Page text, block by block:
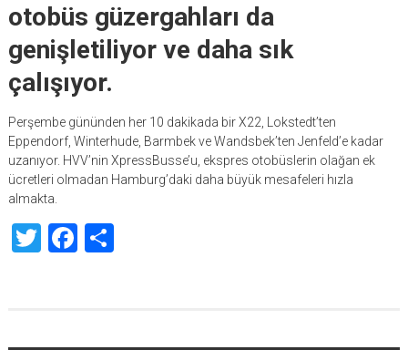
otobüs güzergahları da
genişletiliyor ve daha sık
çalışıyor.
Perşembe gününden her 10 dakikada bir X22, Lokstedt’ten
Eppendorf, Winterhude, Barmbek ve Wandsbek’ten Jenfeld’e kadar
uzanıyor. HVV’nin XpressBusse’u, ekspres otobüslerin olağan ek
ücretleri olmadan Hamburg’daki daha büyük mesafeleri hızla
almakta.
TwitterFacebook
Share